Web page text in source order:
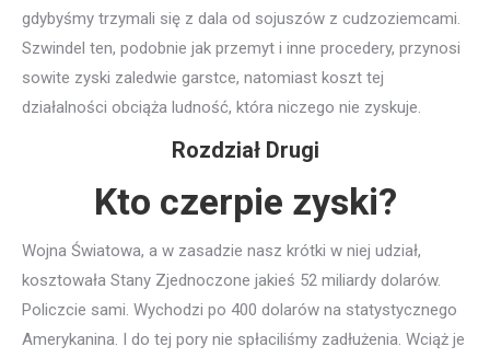
gdybyśmy trzymali się z dala od sojuszów z cudzoziemcami.
Szwindel ten, podobnie jak przemyt i inne procedery, przynosi
sowite zyski zaledwie garstce, natomiast koszt tej
działalności obciąża ludność, która niczego nie zyskuje.
Rozdział Drugi
Kto czerpie zyski?
Wojna Światowa, a w zasadzie nasz krótki w niej udział,
kosztowała Stany Zjednoczone jakieś 52 miliardy dolarów.
Policzcie sami. Wychodzi po 400 dolarów na statystycznego
Amerykanina. I do tej pory nie spłaciliśmy zadłużenia. Wciąż je